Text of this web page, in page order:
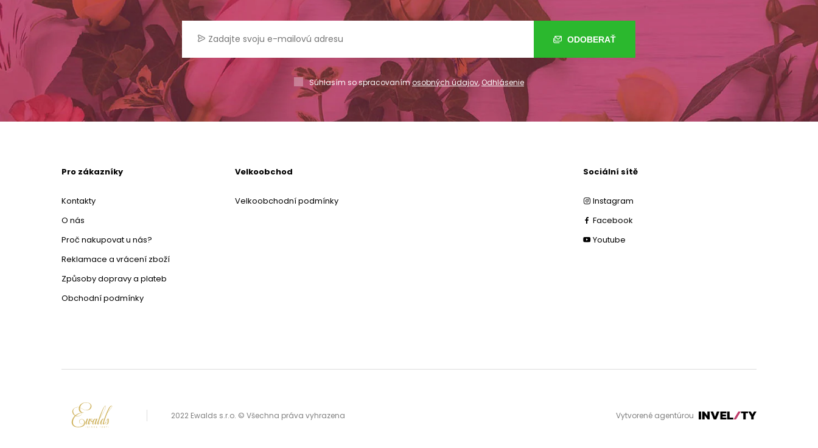
ODOBERAŤ
Súhlasím so spracovanímosobných údajov,Odhlásenie
Pro zákazníky
Kontakty
O nás
Proč nakupovat u nás?
Reklamace a vrácení zboží
Způsoby dopravy a plateb
Obchodní podmínky
Velkoobchod
Velkoobchodní podmínky
Sociální sítě
Instagram
Facebook
Youtube
2022 Ewalds s.r.o. © Všechna práva vyhrazena Vytvorené agentúrou